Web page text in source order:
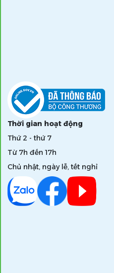
Thời gian hoạt động
Thứ 2 - thứ 7
Từ 7h đến 17h
Chủ nhật, ngày lễ, tết nghỉ